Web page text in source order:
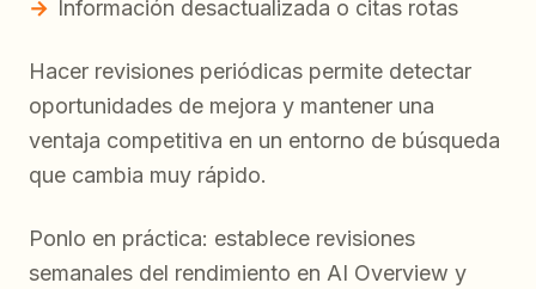
Información desactualizada o citas rotas
Hacer revisiones periódicas permite detectar
oportunidades de mejora y mantener una
ventaja competitiva en un entorno de búsqueda
que cambia muy rápido.
Ponlo en práctica: establece revisiones
semanales del rendimiento en AI Overview y